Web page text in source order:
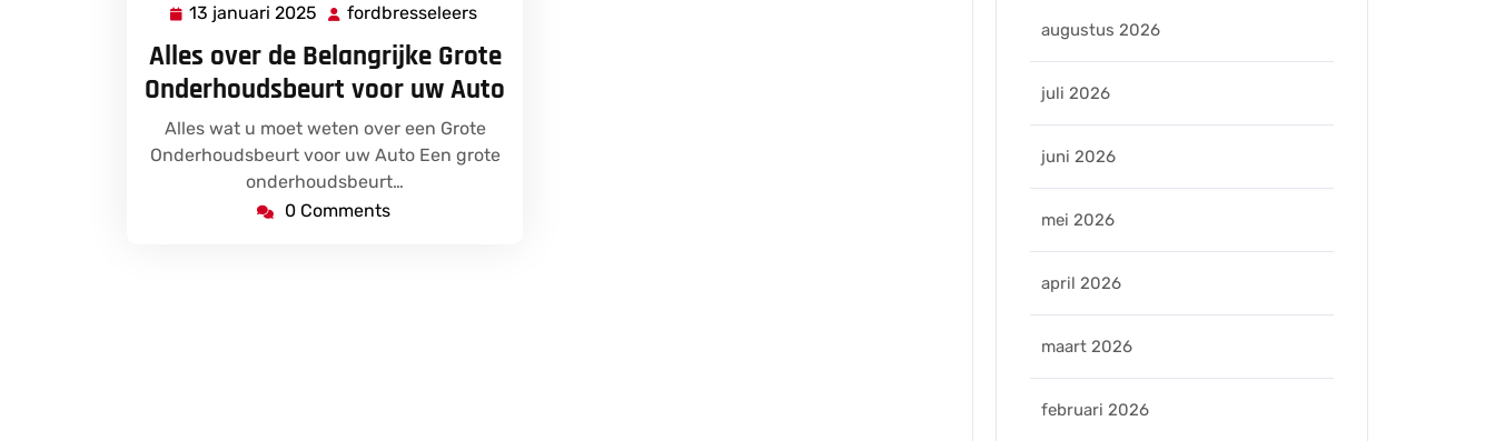
13 januari 2025 13
januari
2025
fordbresseleers
Alles over de Belangrijke Grote
Onderhoudsbeurt voor uw Auto
Alles wat u moet weten over een Grote
Onderhoudsbeurt voor uw Auto Een grote
onderhoudsbeurt…
0 Comments
augustus 2026
juli 2026
juni 2026
mei 2026
april 2026
maart 2026
februari 2026